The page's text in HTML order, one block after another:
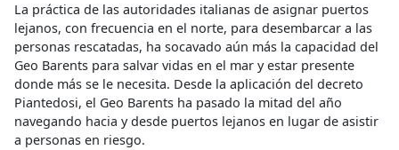
​La práctica de las autoridades italianas de asignar puertos
lejanos, con frecuencia en el norte, para desembarcar a las
personas rescatadas, ha socavado aún más la capacidad del
Geo Barents para salvar vidas en el mar y estar presente
donde más se le necesita. Desde la aplicación del decreto
Piantedosi, el Geo Barents ha pasado la mitad del año
navegando hacia y desde puertos lejanos en lugar de asistir
a personas en riesgo.